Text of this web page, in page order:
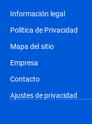
Información legal
Política de Privacidad
Mapa del sitio
Empresa
Contacto
Ajustes de privacidad